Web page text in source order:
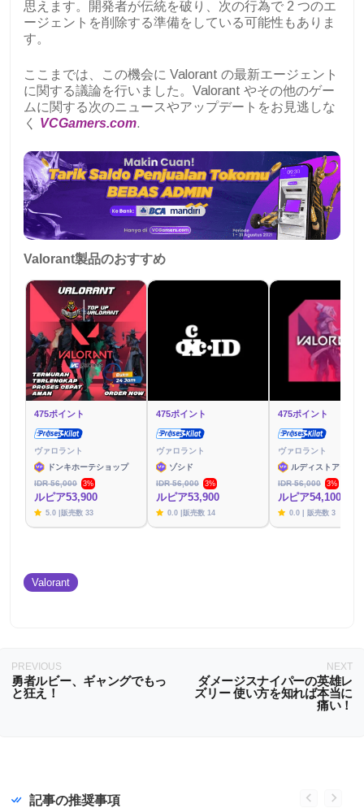
思えます。開発者が伝統を破り、次の行為で 2 つのエ
ージェントを削除する準備をしている可能性もありま
す。
ここまでは、この機会に Valorant の最新エージェント
に関する議論を行いました。Valorant やその他のゲー
ムに関する次のニュースやアップデートをお見逃しな
く VCGamers.com.
Valorant製品のおすすめ
475ポイント
ヴァロラント
ドンキホーテショップ
IDR 56,000
3%
ルピア53,900
5.0 |販売数 33
475ポイント
ヴァロラント
ゾシド
IDR 56,000
3%
ルピア53,900
0.0 |販売数 14
475ポイント
ヴァロラント
ルディストアーズ
IDR 56,000
3%
ルピア54,100
0.0 | 販売数 3
Valorant
PREVIOUS
勇者ルビー、ギャングでもっ
と狂え！
NEXT
ダメージスナイパーの英雄レ
ズリー 使い方を知れば本当に
痛い！
記事の推奨事項